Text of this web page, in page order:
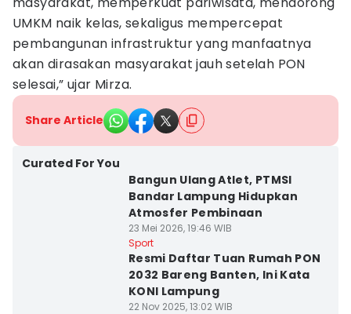
UMKM naik kelas, sekaligus mempercepat
pembangunan infrastruktur yang manfaatnya
akan dirasakan masyarakat jauh setelah PON
selesai,” ujar Mirza.
Share Article
Curated For You
Bangun Ulang Atlet, PTMSI
Bandar Lampung Hidupkan
Atmosfer Pembinaan
23 Mei 2026, 19:46 WIB
Sport
Resmi Daftar Tuan Rumah PON
2032 Bareng Banten, Ini Kata
KONI Lampung
22 Nov 2025, 13:02 WIB